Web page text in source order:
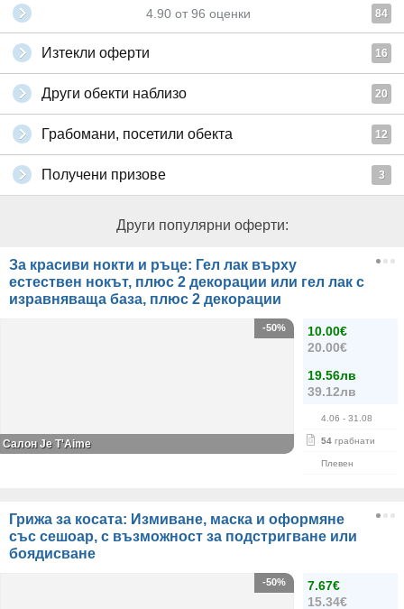
4.90 от 96 оценки 84
Изтекли оферти 16
Други обекти наблизо 20
Грабомани, посетили обекта 12
Получени призове 3
Други популярни оферти:
За красиви нокти и ръце: Гел лак върху
естествен нокът, плюс 2 декорации или гел лак с
изравняваща база, плюс 2 декорации
10.00€
20.00€
19.56лв
39.12лв
4.06 - 31.08
54 грабнати
Плевен
-50%
Салон Je T'Aime
Грижа за косата: Измиване, маска и оформяне
със сешоар, с възможност за подстригване или
боядисване
7.67€
15.34€
-50%